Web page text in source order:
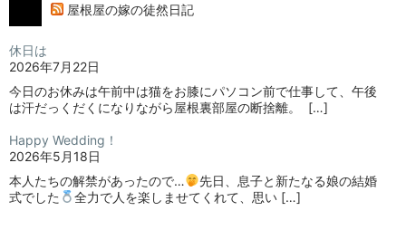
屋根屋の嫁の徒然日記
休日は
2026年7月22日
今日のお休みは午前中は猫をお膝にパソコン前で仕事して、午後
は汗だっくだくになりながら屋根裏部屋の断捨離。⁡ ⁡ […]
Happy Wedding！
2026年5月18日
本人たちの解禁があったので…
⁡⁡先日、息子と新たなる娘の結婚
式でした
⁡⁡⁡全力で人を楽しませてくれて、思い […]